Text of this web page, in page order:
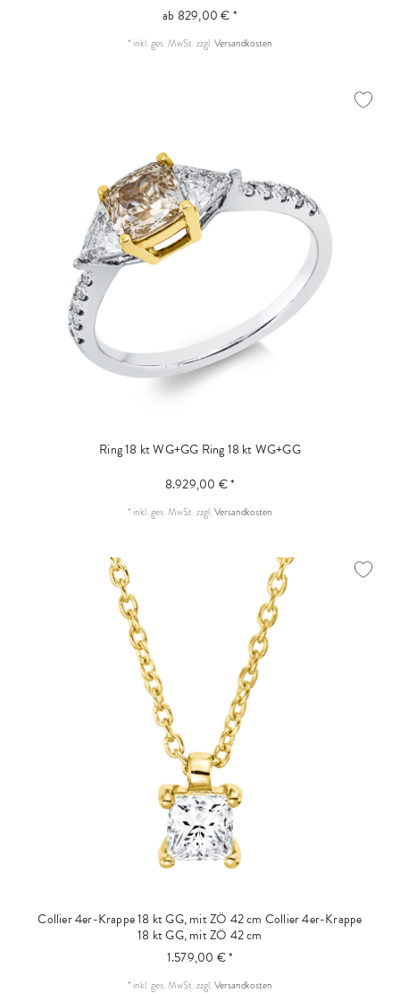
ab 829,00 € *
* inkl. ges. MwSt.zzgl.Versandkosten
Ring 18 kt WG+GG Ring 18 kt WG+GG
8.929,00 € *
* inkl. ges. MwSt.zzgl.Versandkosten
Collier 4er-Krappe 18 kt GG, mit ZÖ 42 cm Collier 4er-Krappe
18 kt GG, mit ZÖ 42 cm
1.579,00 € *
* inkl. ges. MwSt.zzgl.Versandkosten